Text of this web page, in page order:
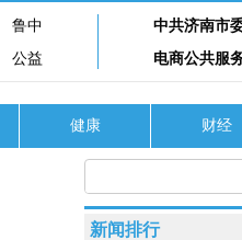
鲁中
公益
中共济南市
电商公共服
健康 财经
新闻排行